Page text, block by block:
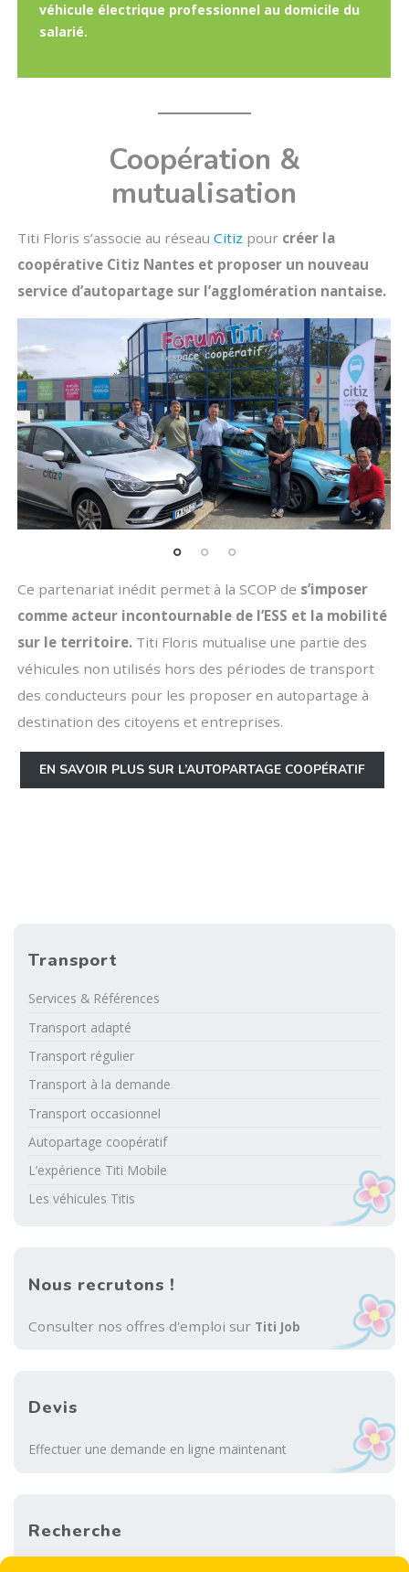
véhicule électrique professionnel au domicile du
salarié.
Coopération &
mutualisation
Titi Floris s’associe au réseauCitiz pour créer la
coopérative Citiz Nantes et proposer un nouveau
service d’autopartage sur l’agglomération nantaise.
Ce partenariat inédit permet à la SCOP de s’imposer
comme acteur incontournable de l’ESS et la mobilité
sur le territoire. Titi Floris mutualise une partie des
véhicules non utilisés hors des périodes de transport
des conducteurs pour les proposer en autopartage à
destination des citoyens et entreprises.
EN SAVOIR PLUS SUR L’AUTOPARTAGE COOPÉRATIF
Transport
Services & Références
Transport adapté
Transport régulier
Transport à la demande
Transport occasionnel
Autopartage coopératif
L’expérience Titi Mobile
Les véhicules Titis
Nous recrutons !
Consulter nos offres d'emploi sur Titi Job
Devis
Effectuer une demande en ligne maintenant
Recherche